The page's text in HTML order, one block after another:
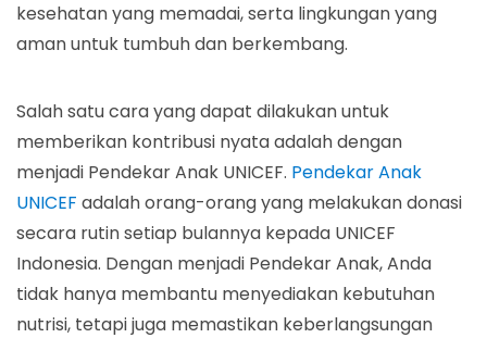
kesehatan yang memadai, serta lingkungan yang
aman untuk tumbuh dan berkembang.
Salah satu cara yang dapat dilakukan untuk
memberikan kontribusi nyata adalah dengan
menjadi Pendekar Anak UNICEF. Pendekar Anak
UNICEF adalah orang-orang yang melakukan donasi
secara rutin setiap bulannya kepada UNICEF
Indonesia. Dengan menjadi Pendekar Anak, Anda
tidak hanya membantu menyediakan kebutuhan
nutrisi, tetapi juga memastikan keberlangsungan